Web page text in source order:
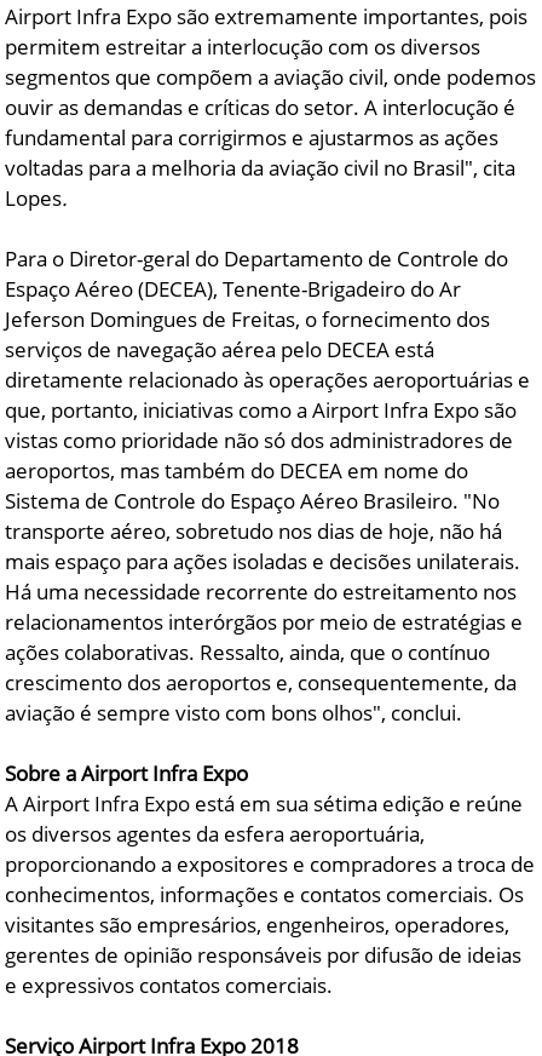
Airport Infra Expo são extremamente importantes, pois
permitem estreitar a interlocução com os diversos
segmentos que compõem a aviação civil, onde podemos
ouvir as demandas e críticas do setor. A interlocução é
fundamental para corrigirmos e ajustarmos as ações
voltadas para a melhoria da aviação civil no Brasil", cita
Lopes.
Para o Diretor-geral do Departamento de Controle do
Espaço Aéreo (DECEA), Tenente-Brigadeiro do Ar
Jeferson Domingues de Freitas, o fornecimento dos
serviços de navegação aérea pelo DECEA está
diretamente relacionado às operações aeroportuárias e
que, portanto, iniciativas como a Airport Infra Expo são
vistas como prioridade não só dos administradores de
aeroportos, mas também do DECEA em nome do
Sistema de Controle do Espaço Aéreo Brasileiro. "No
transporte aéreo, sobretudo nos dias de hoje, não há
mais espaço para ações isoladas e decisões unilaterais.
Há uma necessidade recorrente do estreitamento nos
relacionamentos interórgãos por meio de estratégias e
ações colaborativas. Ressalto, ainda, que o contínuo
crescimento dos aeroportos e, consequentemente, da
aviação é sempre visto com bons olhos", conclui.
Sobre a Airport Infra Expo
A Airport Infra Expo está em sua sétima edição e reúne
os diversos agentes da esfera aeroportuária,
proporcionando a expositores e compradores a troca de
conhecimentos, informações e contatos comerciais. Os
visitantes são empresários, engenheiros, operadores,
gerentes de opinião responsáveis por difusão de ideias
e expressivos contatos comerciais.
Serviço Airport Infra Expo 2018